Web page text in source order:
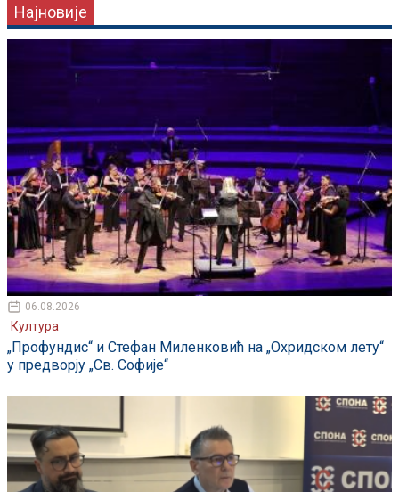
Најновије
06.08.2026
Култура
„Профундис“ и Стефан Миленковић на „Охридском лету“
у предворју „Св. Софије“